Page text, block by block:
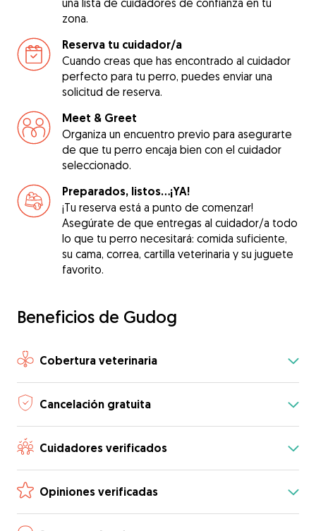
una lista de cuidadores de confianza en tu
zona.
Reserva tu cuidador/a
Cuando creas que has encontrado al cuidador
perfecto para tu perro, puedes enviar una
solicitud de reserva.
Meet & Greet
Organiza un encuentro previo para asegurarte
de que tu perro encaja bien con el cuidador
seleccionado.
Preparados, listos...¡YA!
¡Tu reserva está a punto de comenzar!
Asegúrate de que entregas al cuidador/a todo
lo que tu perro necesitará: comida suficiente,
su cama, correa, cartilla veterinaria y su juguete
favorito.
Beneficios de Gudog
Cobertura veterinaria
Cancelación gratuita
Cuidadores verificados
Opiniones verificadas